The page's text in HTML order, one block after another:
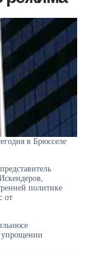
в Брюсселе
политике
от
упрощении